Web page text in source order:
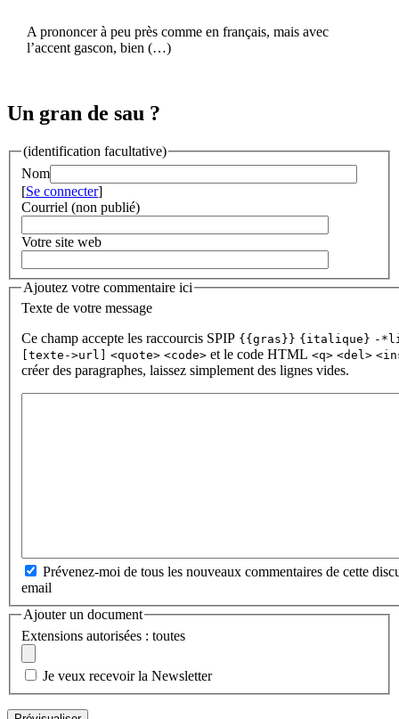
A prononcer à peu près comme en français, mais avec
l’accent gascon, bien (…)
Un gran de sau ?
(identification facultative)
Nom
[Se connecter]
Courriel (non publié)
Votre site web
Ajoutez votre commentaire ici
Texte de votre message
Ce champ accepte les raccourcis SPIP {{gras}} {italique} -
[texte->url]
<quote> <code> et le code HTML <q> <del>
créer des paragraphes, laissez simplement des lignes vides.
Prévenez-moi de tous les nouveaux commentaires de cette
email
Ajouter un document
Extensions autorisées : toutes
Je veux recevoir la Newsletter